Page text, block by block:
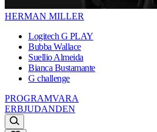
HERMAN MILLER
Logitech G PLAY
Bubba Wallace
Suellio Almeida
Bianca Bustamante
G challenge
PROGRAMVARA
ERBJUDANDEN